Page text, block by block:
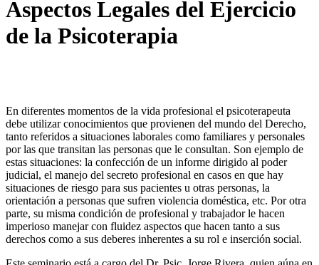
Aspectos Legales del Ejercicio
de la Psicoterapia
En diferentes momentos de la vida profesional el psicoterapeuta
debe utilizar conocimientos que provienen del mundo del Derecho,
tanto referidos a situaciones laborales como familiares y personales
por las que transitan las personas que le consultan. Son ejemplo de
estas situaciones: la confección de un informe dirigido al poder
judicial, el manejo del secreto profesional en casos en que hay
situaciones de riesgo para sus pacientes u otras personas, la
orientación a personas que sufren violencia doméstica, etc. Por otra
parte, su misma condición de profesional y trabajador le hacen
imperioso manejar con fluidez aspectos que hacen tanto a sus
derechos como a sus deberes inherentes a su rol e inserción social.